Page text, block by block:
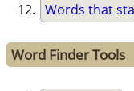
Words that
Word Finder Tools